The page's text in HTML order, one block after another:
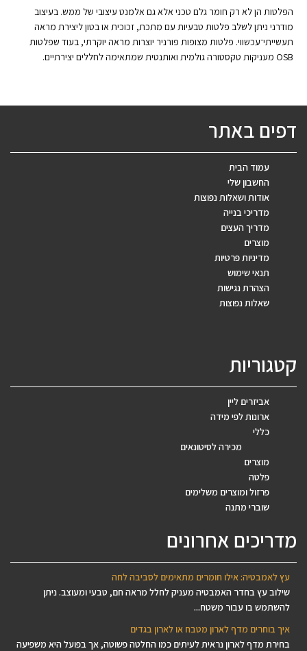
הפלטות הן לא רק חומר גלם טכני אלא גם אלמנט עיצובי של ממש. בעיצוב
מודרני ניתן לשלב פלטות טבעיות עם מתכת, זכוכית או בטון ליצירת מראה
תעשייתי־עכשווי. פלטות מצופות פורניר יוצרות מראה יוקרתי, בעוד שפלטות
OSB מעניקות טקסטורה גולמית ואותנטית שמתאימה לחללים יצירתיים.
דפים באתר
עמוד הבית
החשבון שלי
אודות ושאלות נפוצות
מדריכי בנייה
מדריך העצים
מוצרים
מדיניות פרטיות
תנאי שימוש
הצהרת נגישות
שאלות נפוצות
קטגוריות
אביזרים ליין
ארונות לפי מידה
כללי
מכירה לסיטונאים
מוצרים
פלטה
פרזול ומוצרים משלימים
שוברי מתנה
מדריכים אחרונים
עץ לאמבטיה: אילו חומרים מתאימים לסביבה לחה
שילוב עץ בחדר האמבטיה מעניק לחלל מראה חם, טבעי ומעוצב. ניתן
להשתמש בו עבור משטח...
איך בוחרים מדף לארון מטבח או לארון בגדים
בחירת מדף לארון נראית לעיתים כמו החלטה פשוטה, אך בפועל היא משפיעה